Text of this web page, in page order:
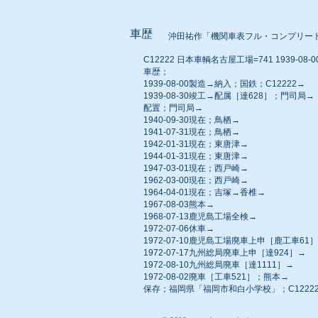
車歴 沖田祐作「機関車表フル・コンプリー
C12222 日本車輌名古屋工場=741 1939-08-
車歴；
1939-08-00製造→納入；国鉄；C12222→
1939-08-30竣工→配属［達628］；門司局→
配置；門司局→
1940-09-30現在；鳥栖→
1941-07-31現在；鳥栖→
1942-01-31現在；東唐津→
1944-01-31現在；東唐津→
1947-03-01現在；西戸崎→
1962-03-00現在；西戸崎→
1964-04-01現在；吉塚→香椎→
1967-08-03熊本→
1968-07-13鹿児島工場全検→
1972-07-06休車→
1972-07-10鹿児島工場廃車上申［鹿工車61
1972-07-17九州総局廃車上申［達924］→
1972-08-10九州総局廃車［達1111］→
1972-08-02廃車［工車521］；熊本→
保存；福岡県「福岡市和白小学校」；